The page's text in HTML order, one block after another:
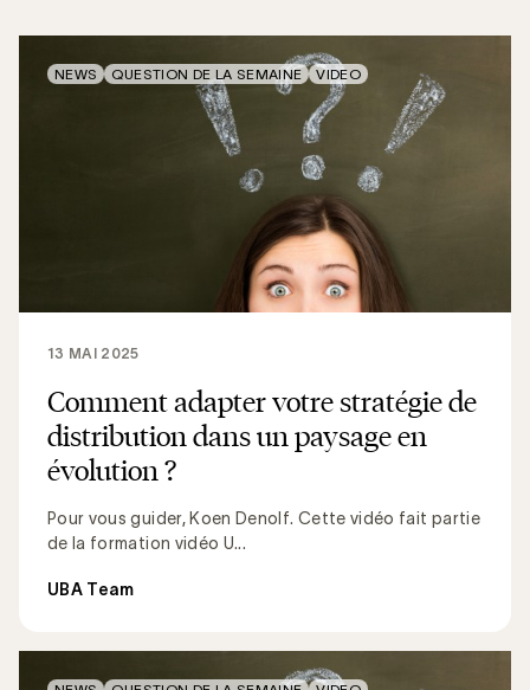
Comment adapter votre stratégie de
distribution dans un paysage en
évolution ?
Pour vous guider, Koen Denolf. Cette vidéo fait partie
de la formation vidéo U...
13 MAI 2025
UBA Team
NEWS QUESTION DE LA SEMAINE VIDEO